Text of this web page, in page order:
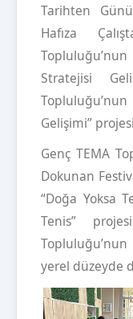
Tarihten
Hafıza
Stratejisi
Gelişimi”
Genç TEMA
Dokunan
“Doğa Yoksa
Tenis”
yerel düzeyde